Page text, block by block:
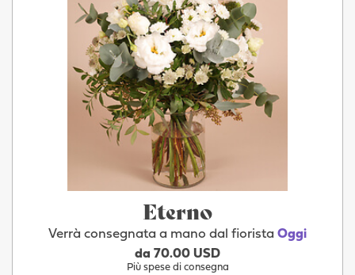
Eterno
Verrà consegnata a mano dal fiorista Oggi
da 70.00 USD
Più spese di consegna